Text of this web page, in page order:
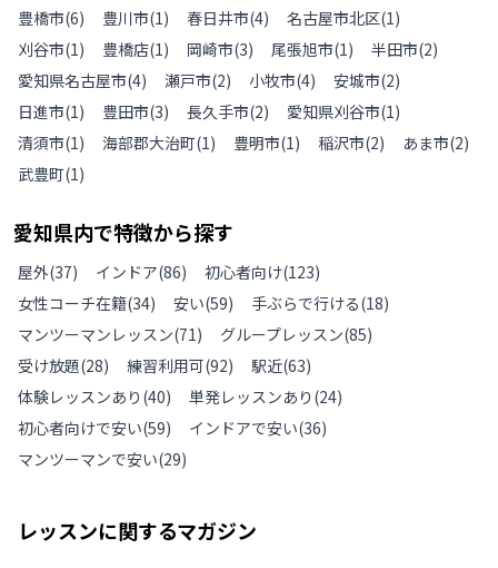
豊橋市(6) 豊川市(1) 春日井市(4) 名古屋市北区(1)
刈谷市(1) 豊橋店(1) 岡崎市(3) 尾張旭市(1) 半田市(2)
愛知県名古屋市(4) 瀬戸市(2) 小牧市(4) 安城市(2)
日進市(1) 豊田市(3) 長久手市(2) 愛知県刈谷市(1)
清須市(1) 海部郡大治町(1) 豊明市(1) 稲沢市(2) あま市(2)
武豊町(1)
愛知県内で特徴から探す
屋外(37) インドア(86) 初心者向け(123)
女性コーチ在籍(34) 安い(59) 手ぶらで行ける(18)
マンツーマンレッスン(71) グループレッスン(85)
受け放題(28) 練習利用可(92) 駅近(63)
体験レッスンあり (40) 単発レッスンあり (24)
初心者向けで安い(59) インドアで安い(36)
マンツーマンで安い(29)
レッスンに関するマガジン